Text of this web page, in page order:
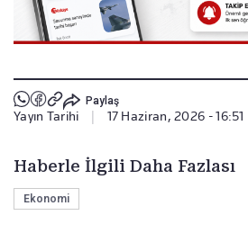
Paylaş
Yayın Tarihi 17 Haziran, 2026 - 16:51
Haberle İlgili Daha Fazlası
Ekonomi